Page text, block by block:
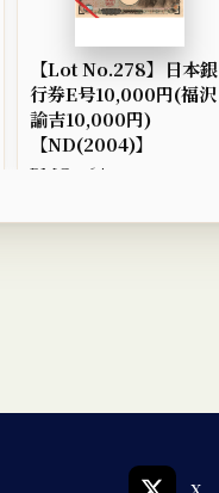
【Lot No.278】日本銀
行券E号10,000円(福沢
諭吉10,000円)
【ND(2004)】
PMG - 64